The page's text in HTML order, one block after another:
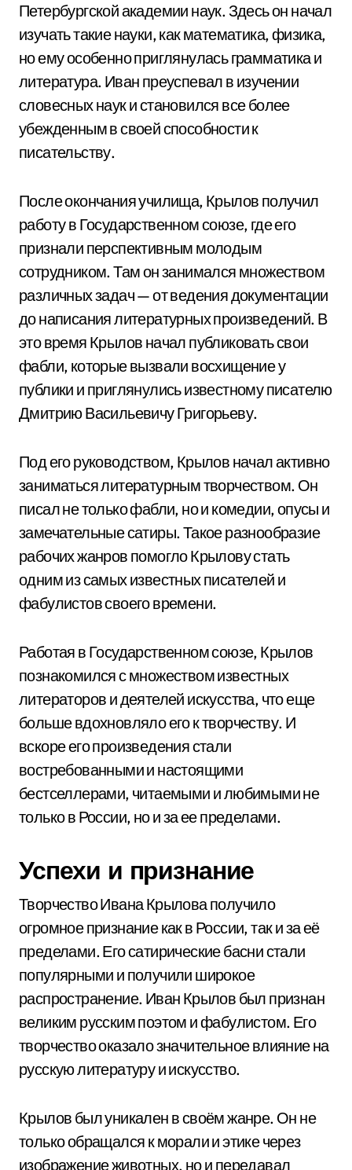
Петербургской академии наук. Здесь он начал
изучать такие науки, как математика, физика,
но ему особенно приглянулась грамматика и
литература. Иван преуспевал в изучении
словесных наук и становился все более
убежденным в своей способности к
писательству.
После окончания училища, Крылов получил
работу в Государственном союзе, где его
признали перспективным молодым
сотрудником. Там он занимался множеством
различных задач — от ведения документации
до написания литературных произведений. В
это время Крылов начал публиковать свои
фабли, которые вызвали восхищение у
публики и приглянулись известному писателю
Дмитрию Васильевичу Григорьеву.
Под его руководством, Крылов начал активно
заниматься литературным творчеством. Он
писал не только фабли, но и комедии, опусы и
замечательные сатиры. Такое разнообразие
рабочих жанров помогло Крылову стать
одним из самых известных писателей и
фабулистов своего времени.
Работая в Государственном союзе, Крылов
познакомился с множеством известных
литераторов и деятелей искусства, что еще
больше вдохновляло его к творчеству. И
вскоре его произведения стали
востребованными и настоящими
бестселлерами, читаемыми и любимыми не
только в России, но и за ее пределами.
Успехи и признание
Творчество Ивана Крылова получило
огромное признание как в России, так и за её
пределами. Его сатирические басни стали
популярными и получили широкое
распространение. Иван Крылов был признан
великим русским поэтом и фабулистом. Его
творчество оказало значительное влияние на
русскую литературу и искусство.
Крылов был уникален в своём жанре. Он не
только обращался к морали и этике через
изображение животных, но и передавал